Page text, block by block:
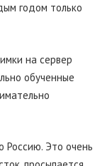
годом только
на сервер
обученные
Россию. Это очень